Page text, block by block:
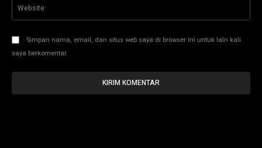
Simpan nama, email, dan situs web saya di browser ini untuk lain kali
saya berkomentar.